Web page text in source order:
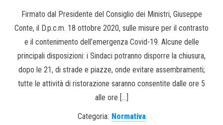
Firmato dal Presidente del Consiglio dei Ministri, Giuseppe
Conte, il D.p.c.m. 18 ottobre 2020, sulle misure per il contrasto
e il contenimento dell’emergenza Covid-19. Alcune delle
principali disposizioni: i Sindaci potranno disporre la chiusura,
dopo le 21, di strade e piazze, onde evitare assembramenti;
tutte le attività di ristorazione saranno consentite dalle ore 5
alle ore […]
Categoria: Normativa